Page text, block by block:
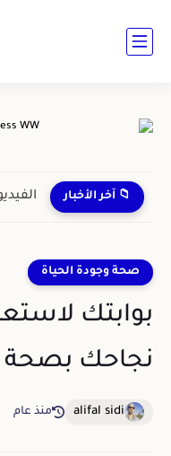
📁 آخر الأخبار
صحة وجودة الحياة
بوابتك
نجاحك
alifal sidi منذ عام